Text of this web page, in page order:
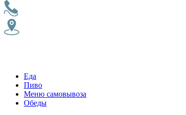
Еда
Пиво
Меню самовывоза
Обеды